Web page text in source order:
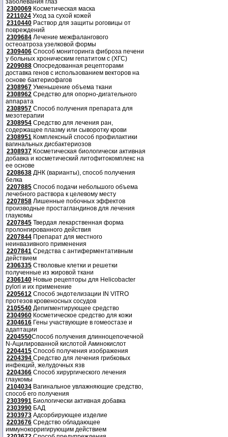
заболевания глаз
2300069 Косметическая маска
2211024 Уход за сухой кожей
2310440 Раствор для защиты роговицы от
повреждений
2309684 Лечение межфалангового
остеоатроза узелковой формы
2309406 Способ мониторинга фиброза печени
у больных хроническим гепатитом с (ХГС)
2209088 Опосредованная рецепторами
доставка генов с использованием векторов на
основе бактериофагов
2308967 Уменьшение объема ткани
2308962 Средство для опорно-дигательного
аппарата
2308957 Способ получения препарата для
мезотерапии
2308954 Средство для лечения ран,
содержащее плазму или сыворотку крови
2308951 Комплексный способ профилактики
вагинальных дисбактериозов
2308937 Косметическая биологически активная
добавка и косметический литофитокомплекс на
ее основе
2208638 ДНК (варианты), способ получения
белка
2207885 Способ подачи небольшого объема
лечебного раствора к целевому месту
2207858 Лишенные побочных эффектов
производные простагландинов для лечения
глаукомы
2207845 Твердая лекарственная форма
пролонгированного действия
2207844 Препарат для местного
неинвазивного применения
2207841 Средства с антиферментативным
действием
2306335 Стволовые клетки и решетки
полученные из жировой ткани
2306140 Новые рецепторы для Helicobacter
pylori и их применение
2205612 Способ эндотелизации IN VITRO
протезов кровеносных сосудов
2105540 Депигментирующее средство
2304960 Косметическое средство для кожи
2304616 Гены участвующие в гомеостазе и
адаптации
2204550Способ получения длинноцепочечной
N-Ацилированной кислотой Аминокислот
2204415 Способ получения изображения
2204394 Средство для лечения грибковых
инфекций, желудочных язв
2204366 Способ хирургического лечения
глаукомы
2104034 Вагинальное увлажняющие средство,
способ его получения
2303991 Биологически активная добавка
2303990 БАД
2303973 Адсорбирующее изделие
2203676 Средство обладающее
иммунокорригирующим действием